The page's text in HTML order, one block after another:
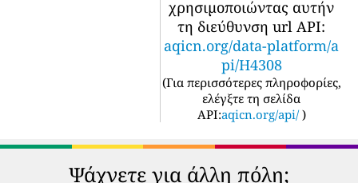
χρησιμοποιώντας αυτήν
τη διεύθυνση url API:
aqicn.org/data-platform/a
pi/H4308
(Για περισσότερες πληροφορίες,
ελέγξτε τη σελίδα
API:aqicn.org/api/ )
Ψάχνετε για άλλη πόλη;